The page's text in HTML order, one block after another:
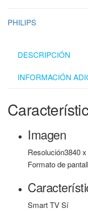
PHILIPS
DESCRIPCIÓN
INFORMACIÓN
Imagen
Resolución3840
Formato de
Smart TVSí